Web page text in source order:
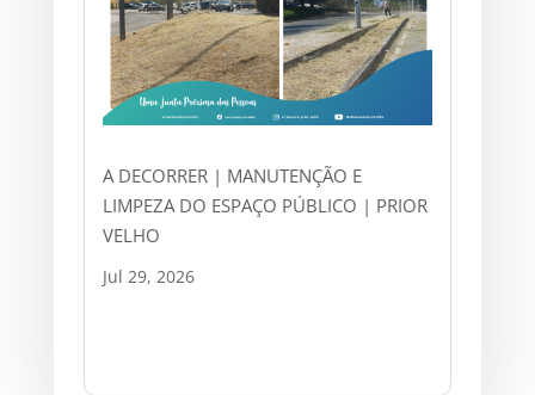
A DECORRER | MANUTENÇÃO E
LIMPEZA DO ESPAÇO PÚBLICO | PRIOR
VELHO
Jul 29, 2026